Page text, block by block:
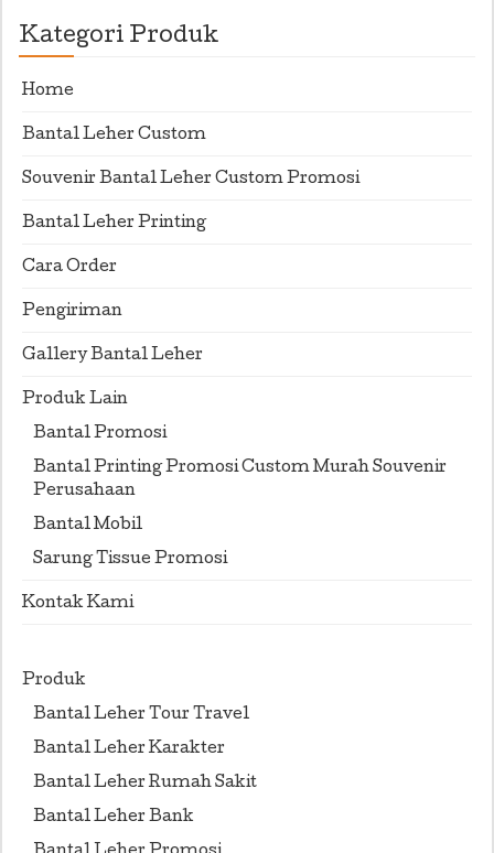
Kategori Produk
Home
Bantal Leher Custom
Souvenir Bantal Leher Custom Promosi
Bantal Leher Printing
Cara Order
Pengiriman
Gallery Bantal Leher
Produk Lain
Bantal Promosi
Bantal Printing Promosi Custom Murah Souvenir
Perusahaan
Bantal Mobil
Sarung Tissue Promosi
Kontak Kami
Produk
Bantal Leher Tour Travel
Bantal Leher Karakter
Bantal Leher Rumah Sakit
Bantal Leher Bank